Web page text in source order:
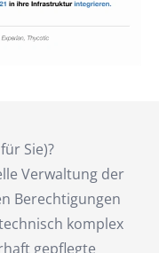
Sie)?
Verwaltung der
Berechtigungen
komplex
gepflegte